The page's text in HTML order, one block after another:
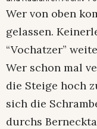
Wer von oben
gelassen.
“Vochatzer”
Wer schon mal
die Steige hoch
sich die
durchs